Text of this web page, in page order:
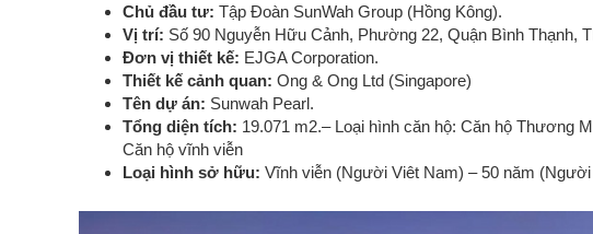
Chủ đầu tư: Tập Đoàn SunWah Group (Hồng Kông).
Vị trí: Số 90 Nguyễn Hữu Cảnh, Phường 22, Quận Bình Thạnh,
Đơn vị thiết kế: EJGA Corporation.
Thiết kế cảnh quan: Ong & Ong Ltd (Singapore)
Tên dự án: Sunwah Pearl.
Tổng diện tích: 19.071 m2.– Loại hình căn hộ: Căn hộ Thương
Căn hộ vĩnh viễn
Loại hình sở hữu: Vĩnh viễn (Người Viêt Nam) – 50 năm